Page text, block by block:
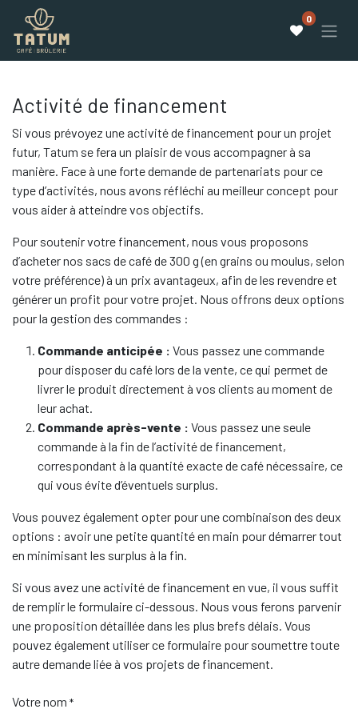
0
Activité de financement
Si vous prévoyez une activité de financement pour un projet
futur, Tatum se fera un plaisir de vous accompagner à sa
manière. Face à une forte demande de partenariats pour ce
type d’activités, nous avons réfléchi au meilleur concept pour
vous aider à atteindre vos objectifs.
Pour soutenir votre financement, nous vous proposons
d’acheter nos sacs de café de 300 g (en grains ou moulus, selon
votre préférence) à un prix avantageux, afin de les revendre et
générer un profit pour votre projet. Nous offrons deux options
pour la gestion des commandes :
Commande anticipée : Vous passez une commande
pour disposer du café lors de la vente, ce qui permet de
livrer le produit directement à vos clients au moment de
leur achat.
Commande après-vente : Vous passez une seule
commande à la fin de l’activité de financement,
correspondant à la quantité exacte de café nécessaire, ce
qui vous évite d’éventuels surplus.
Vous pouvez également opter pour une combinaison des deux
options : avoir une petite quantité en main pour démarrer tout
en minimisant les surplus à la fin.
Si vous avez une activité de financement en vue, il vous suffit
de remplir le formulaire ci-dessous. Nous vous ferons parvenir
une proposition détaillée dans les plus brefs délais. Vous
pouvez également utiliser ce formulaire pour soumettre toute
autre demande liée à vos projets de financement.
Votre nom *